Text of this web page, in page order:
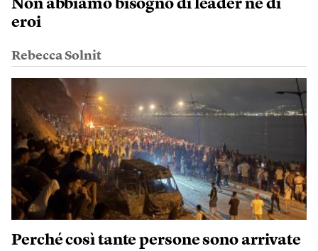
Non abbiamo bisogno di leader né di
eroi
Rebecca Solnit
Perché così tante persone sono arrivate